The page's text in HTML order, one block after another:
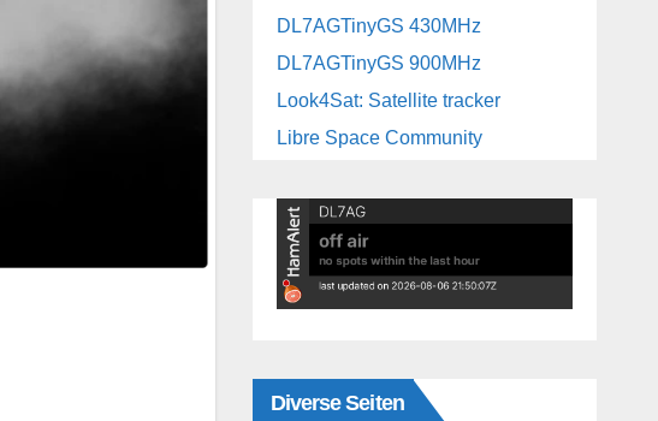
DL7AGTinyGS 430MHz
DL7AGTinyGS 900MHz
Look4Sat: Satellite tracker
Libre Space Community
Diverse Seiten